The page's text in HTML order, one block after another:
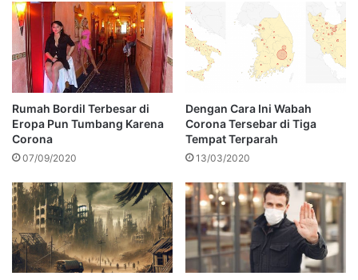
Rumah Bordil Terbesar di
Eropa Pun Tumbang Karena
Corona
07/09/2020
Dengan Cara Ini Wabah
Corona Tersebar di Tiga
Tempat Terparah
13/03/2020